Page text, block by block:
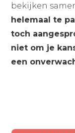
bekijken
helemaal te
toch
niet om je
een